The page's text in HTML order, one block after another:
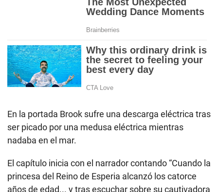
En la portada Brook sufre una descarga eléctrica tras
ser picado por una medusa eléctrica mientras
nadaba en el mar.
El capítulo inicia con el narrador contando “Cuando la
princesa del Reino de Esperia alcanzó los catorce
años de edad... y tras escuchar sobre su cautivadora